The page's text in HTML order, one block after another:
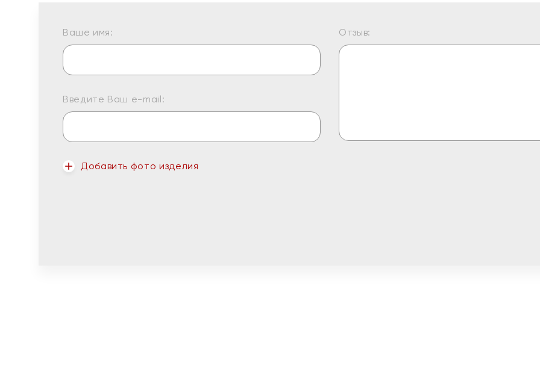
Ваше имя:
Введите Ваш e-mail:
Добавить фото изделия
Отзыв: